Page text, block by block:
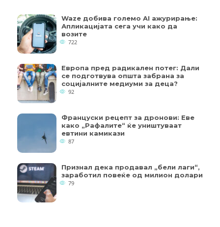
Waze добива големо AI ажурирање:
Апликацијата сега учи како да
возите
722
Европа пред радикален потег: Дали
се подготвува општа забрана за
социјалните медиуми за деца?
92
Француски рецепт за дронови: Еве
како „Рафалите“ ќе уништуваат
евтини камикази
87
Признал дека продавал „бели лаги“,
заработил повеќе од милион долари
79